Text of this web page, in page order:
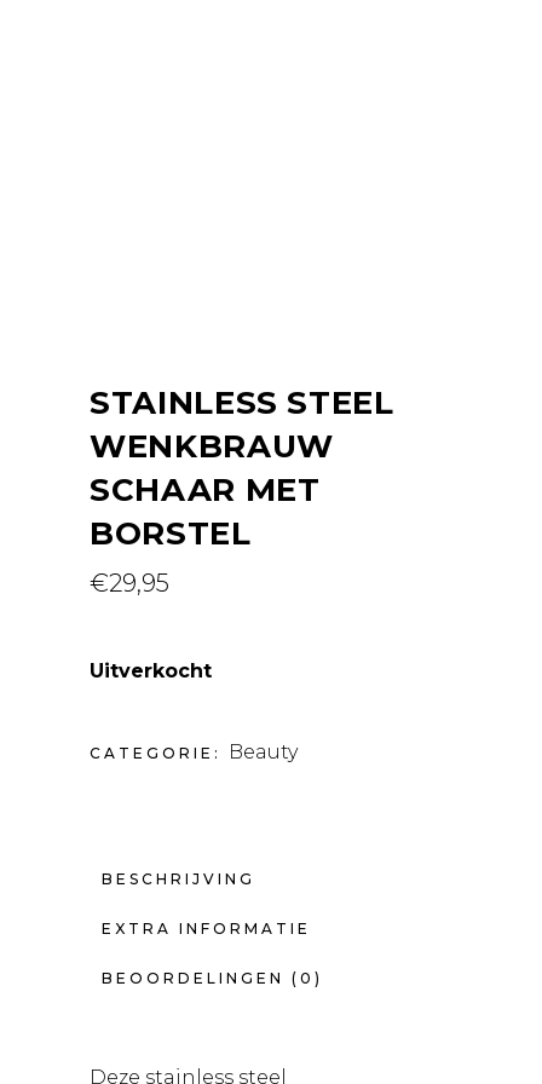
STAINLESS STEEL
WENKBRAUW
SCHAAR MET
BORSTEL
€29,95
Uitverkocht
CATEGORIE: Beauty
BESCHRIJVING
EXTRA INFORMATIE
BEOORDELINGEN (0)
Deze stainless steel